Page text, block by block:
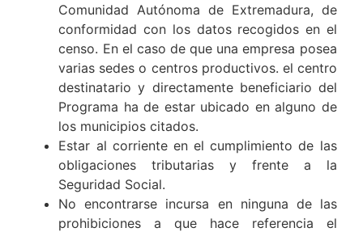
Comunidad Autónoma de Extremadura, de
conformidad con los datos recogidos en el
censo. En el caso de que una empresa posea
varias sedes o centros productivos. el centro
destinatario y directamente beneficiario del
Programa ha de estar ubicado en alguno de
los municipios citados.
Estar al corriente en el cumplimiento de las
obligaciones tributarias y frente a la
Seguridad Social.
No encontrarse incursa en ninguna de las
prohibiciones a que hace referencia el